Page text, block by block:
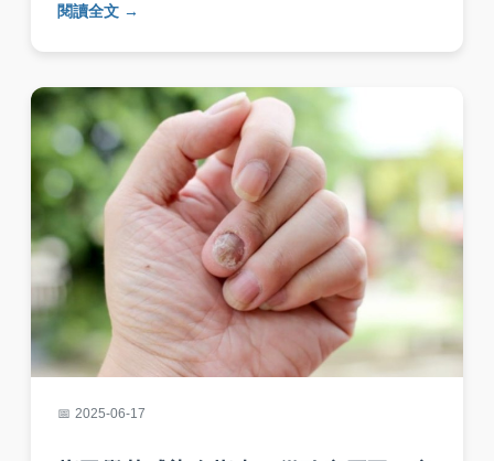
護家人健康。文中還提供常見問答，解答潛伏
期、傳染期等疑問，實用性強。
閱讀全文
2025-06-17